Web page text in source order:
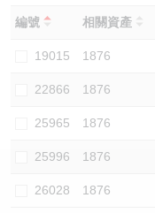
編號 相關資產
19015 1876
22866 1876
25965 1876
25996 1876
26028 1876
認股證速算機
認股證/牛熊證日誌
認股證文件及公告
已收回牛熊證剩餘價值
牛熊證到期結算價查詢
牛熊證分析儀
三十大平均引伸波幅
相關資產沽空
中資ETFs溢價比較
AH 股價對照
認股證牛熊證常問問題